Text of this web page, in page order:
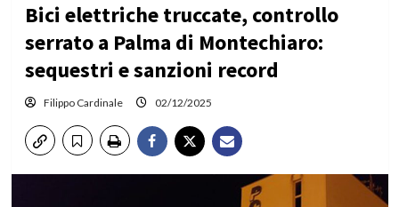
Bici elettriche truccate, controllo
serrato a Palma di Montechiaro:
sequestri e sanzioni record
Filippo Cardinale 02/12/2025